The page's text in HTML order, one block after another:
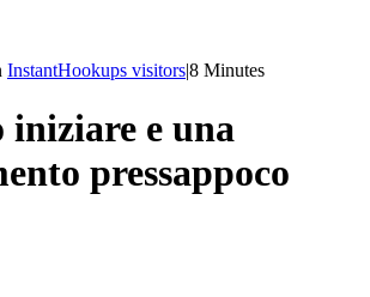
InstantHookups visitors|8 Minutes
e una
pressappoco